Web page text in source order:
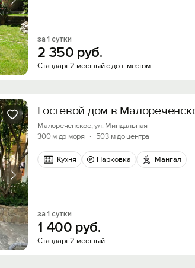
за 1 сутки
2 350 руб.
Стандарт 2-местный с доп. местом
Гостевой дом в
Малореченское, ул. Миндальная
300 м до моря
· 503 м до центра
Кухня Парковка Мангал
за 1 сутки
1 400 руб.
Стандарт 2-местный
Вход на сайт
Войти или